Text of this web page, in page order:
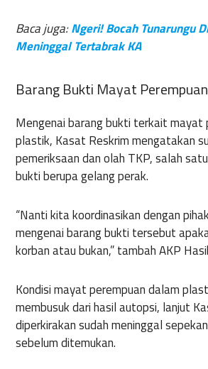
Baca juga:Ngeri! Bocah Tunarungu
Meninggal Tertabrak KA
Barang Bukti Mayat
Mengenai barang bukti terkait mayat
plastik, Kasat Reskrim mengatakan
pemeriksaan dan olah TKP, salah
bukti berupa gelang perak.
“Nanti kita koordinasikan dengan
mengenai barang bukti tersebut
korban atau bukan,” tambah AKP
Kondisi mayat perempuan dalam
membusuk dari hasil autopsi, lanjut
diperkirakan sudah meninggal
sebelum ditemukan.